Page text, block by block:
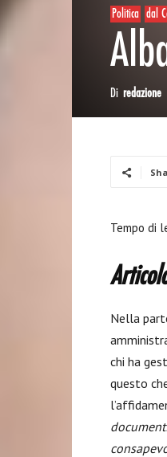
Politica dal
Di redazione
Tempo di
Nella
chi ha
questo